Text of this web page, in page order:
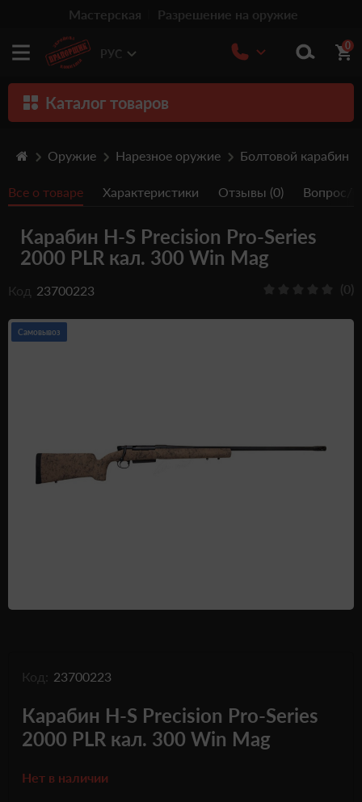
Мастерская Разрешение на оружие
РУС
0
Каталог товаров
Травматическое оружие
Пистолеты
Оптика
Тюнинг
Аксессуары
Подарочные Сертификати
Оружие Нарезное оружие Болтовой карабин
Все о товаре Характеристики Отзывы (0) Вопрос/
Карабин H-S Precision Pro-Series
2000 PLR кал. 300 Win Mag
Код 23700223 (0)
Самовывоз
Код: 23700223
Карабин H-S Precision Pro-Series
2000 PLR кал. 300 Win Mag
Нет в наличии